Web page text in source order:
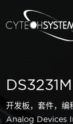
开发板，套件，编
Analog Devices